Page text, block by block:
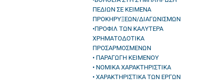
ΠΕΔΙΩΝ ΣΕ ΚΕΙΜΕΝΑ
ΠΡΟΚΗΡΥΞΕΩΝ/ΔΙΑΓΩΝΙΣΜΩΝ
•ΠΡΟΦΙΛ ΤΩΝ ΚΑΛΥΤΕΡΑ
ΧΡΗΜΑΤΟΔΟΤΙΚΑ
ΠΡΟΣΑΡΜΟΣΜΕΝΩΝ
• ΠΑΡΑΓΩΓΗ ΚΕΙΜΕΝΟΥ
• ΝΟΜΙΚΑ ΧΑΡΑΚΤΗΡΙΣΤΙΚΑ
• ΧΑΡΑΚΤΗΡΙΣΤΙΚΑ ΤΩΝ ΕΡΓΩΝ